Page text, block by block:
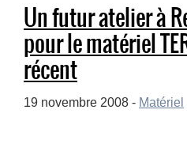
Un futur atelier à
pour le matériel
récent
19 novembre 2008 - Matériel